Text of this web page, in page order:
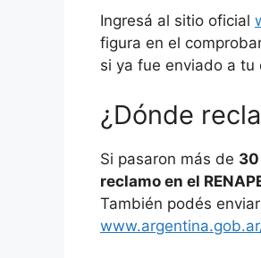
Ingresá al sitio oficial
figura en el
si ya fue enviado a tu
¿Dónde
Si pasaron más de
reclamo en el
También podés